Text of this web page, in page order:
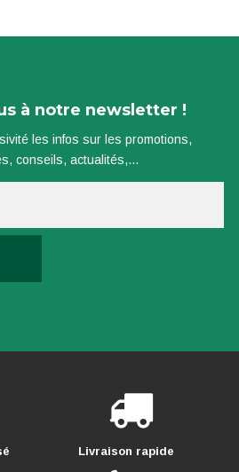
à notre newsletter !
les infos sur les promotions,
conseils, actualités,...
Livraison rapide